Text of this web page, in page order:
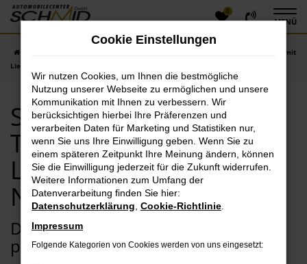
Zum
Hauptinhalt
0
MENÜ
Seat Ibiza Tageszulassung mit
Lieferservice nach Neuburg
Seat Ibiza
Tageszulassung mit
Lieferservice nach
Neuburg
Dank Seat Ibiza Tageszulassung
purzeln die Preise in Neuburg
Cookie Einstellungen
Wir nutzen Cookies, um Ihnen die bestmögliche
Nutzung unserer Webseite zu ermöglichen und unsere
Kommunikation mit Ihnen zu verbessern. Wir
berücksichtigen hierbei Ihre Präferenzen und
verarbeiten Daten für Marketing und Statistiken nur,
wenn Sie uns Ihre Einwilligung geben. Wenn Sie zu
einem späteren Zeitpunkt Ihre Meinung ändern, können
Sie die Einwilligung jederzeit für die Zukunft widerrufen.
Weitere Informationen zum Umfang der
Datenverarbeitung finden Sie hier:
Datenschutzerklärung Cookie-Richtlinie
Impressum
Folgende Kategorien von Cookies werden von uns eingesetzt: